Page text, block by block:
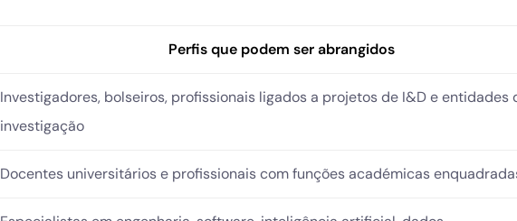
Perfis que podem ser abrangidos
Investigadores, bolseiros, profissionais ligados a projetos de I&D e entidades
investigação
Docentes universitários e profissionais com funções académicas